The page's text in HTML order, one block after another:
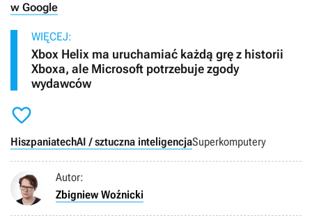
w Google
WIĘCEJ:
Xbox Helix ma uruchamiać każdą grę z historii
Xboxa, ale Microsoft potrzebuje zgody
wydawców

HiszpaniatechAI / sztuczna inteligencjaSuperkomputery
Autor:
Zbigniew Woźnicki